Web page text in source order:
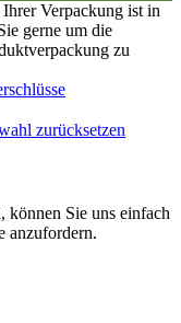
Verpackung ist in
gerne um die
zu
zurücksetzen
können Sie uns einfach
anzufordern.